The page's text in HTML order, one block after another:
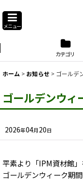
メニュー
カテゴリ
ホーム > お知らせ > ゴールデ
ゴールデンウィ
2026年04月20日
平素より「IPM資材館」
ゴールデンウィーク期